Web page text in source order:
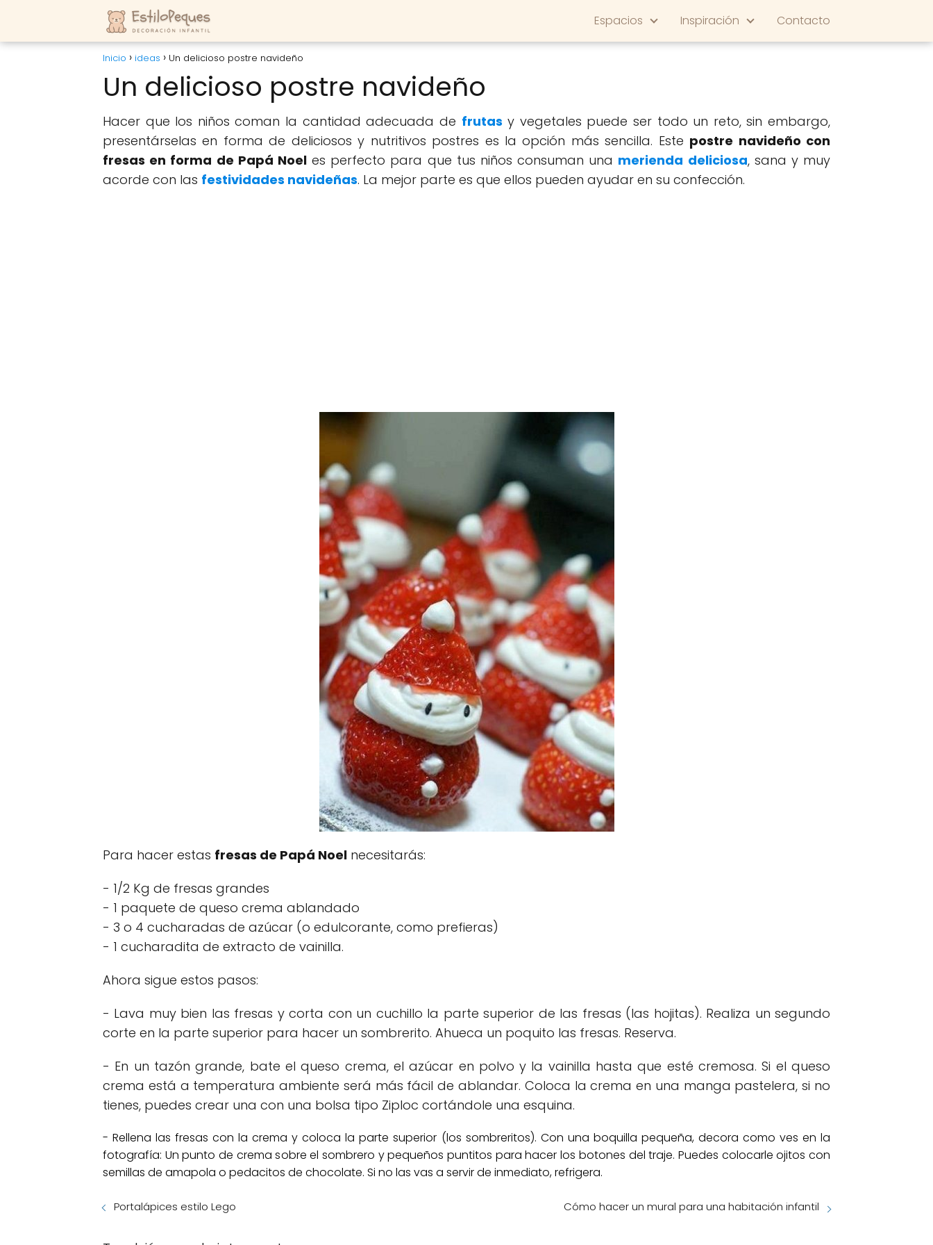
Espacios Inspiración Contacto
Inicio ideas Un delicioso postre navideño
Un delicioso postre navideño
Hacer que los niños coman la cantidad adecuada de frutas y vegetales puede ser todo un reto, sin embargo,
presentárselas en forma de deliciosos y nutritivos postres es la opción más sencilla. Este postre navideño con
fresas en forma de Papá Noeles perfecto para que tus niños consuman una merienda deliciosa, sana y muy
acorde con las festividades navideñas. La mejor parte es que ellos pueden ayudar en su confección.
Para hacer estas fresas de Papá Noel necesitarás:
- 1/2 Kg de fresas grandes
- 1 paquete de queso crema ablandado
- 3 o 4 cucharadas de azúcar (o edulcorante, como prefieras)
- 1 cucharadita de extracto de vainilla.
Ahora sigue estos pasos:
- Lava muy bien las fresas y corta con un cuchillo la parte superior de las fresas (las hojitas). Realiza un segundo
corte en la parte superior para hacer un sombrerito. Ahueca un poquito las fresas. Reserva.
- En un tazón grande, bate el queso crema, el azúcar en polvo y la vainilla hasta que esté cremosa. Si el queso
crema está a temperatura ambiente será más fácil de ablandar. Coloca la crema en una manga pastelera, si no
tienes, puedes crear una con una bolsa tipo Ziploc cortándole una esquina.
- Rellena las fresas con la crema y coloca la parte superior (los sombreritos). Con una boquilla pequeña, decora como ves en la
fotografía: Un punto de crema sobre el sombrero y pequeños puntitos para hacer los botones del traje. Puedes colocarle ojitos con
semillas de amapola o pedacitos de chocolate. Si no las vas a servir de inmediato, refrigera.
Portalápices estilo Lego Cómo hacer un mural para una habitación infantil